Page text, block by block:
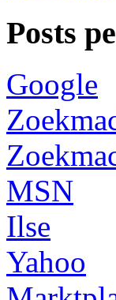
Posts
Google
MSN
Ilse
Yahoo